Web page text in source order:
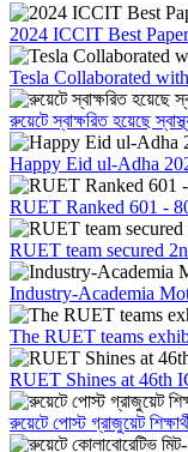
2024 ICCIT Best
Tesla Collaborated
রুয়েটে স্বাক্ষরিত হয়েছে
Happy Eid ul-Adha
RUET Ranked 601 -
RUET team secured
Industry-Academia
The RUET teams
RUET Shines at 46th
রুয়েটে পোস্ট গ্রাজুয়েট